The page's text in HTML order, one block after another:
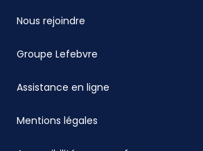
Nous rejoindre
Groupe Lefebvre
Assistance en ligne
Mentions légales